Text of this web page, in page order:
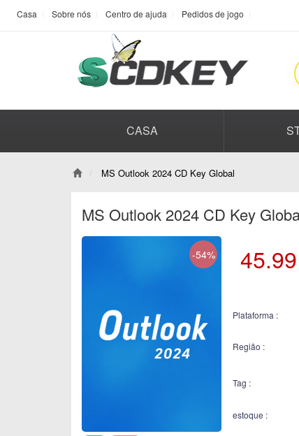
Casa Sobre nós Centro de ajuda Pedidos de jogo
CASA
MS Outlook 2024 CD Key Global
MS Outlook 2024 CD Key
-54% 45.99
Plataforma :
Região :
Tag :
estoque :